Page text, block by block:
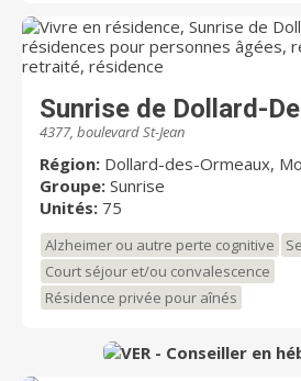
un véritable esprit de
Sunrise de Dollard-
4377, boulevard St-Jean
Région: Dollard-des-Ormeaux,
Groupe: Sunrise
Unités: 75
Alzheimer ou autre perte cognitive
Court séjour et/ou convalescence
Résidence privée pour aînés